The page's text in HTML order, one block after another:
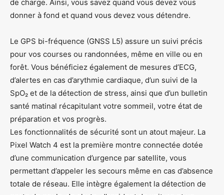
de charge. Ainsi, vous savez quand vous devez vous
donner à fond et quand vous devez vous détendre.
Le GPS bi-fréquence (GNSS L5) assure un suivi précis
pour vos courses ou randonnées, même en ville ou en
forêt. Vous bénéficiez également de mesures d’ECG,
d’alertes en cas d’arythmie cardiaque, d’un suivi de la
SpO₂ et de la détection de stress, ainsi que d’un bulletin
santé matinal récapitulant votre sommeil, votre état de
préparation et vos progrès.
Les fonctionnalités de sécurité sont un atout majeur. La
Pixel Watch 4 est la première montre connectée dotée
d’une communication d’urgence par satellite, vous
permettant d’appeler les secours même en cas d’absence
totale de réseau. Elle intègre également la détection de